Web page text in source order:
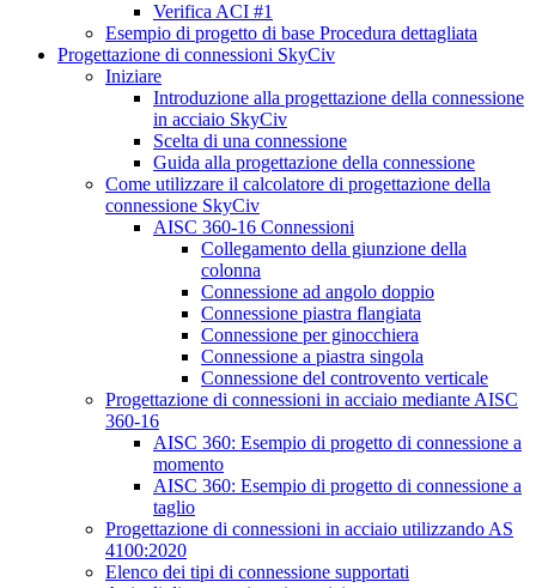
Verifica ACI #1
Esempio di progetto di base Procedura dettagliata
Progettazione di connessioni SkyCiv
Iniziare
Introduzione alla progettazione della connessione
in acciaio SkyCiv
Scelta di una connessione
Guida alla progettazione della connessione
Come utilizzare il calcolatore di progettazione della
connessione SkyCiv
AISC 360-16 Connessioni
Collegamento della giunzione della
colonna
Connessione ad angolo doppio
Connessione piastra flangiata
Connessione per ginocchiera
Connessione a piastra singola
Connessione del controvento verticale
Progettazione di connessioni in acciaio mediante AISC
360-16
AISC 360: Esempio di progetto di connessione a
momento
AISC 360: Esempio di progetto di connessione a
taglio
Progettazione di connessioni in acciaio utilizzando AS
4100:2020
Elenco dei tipi di connessione supportati